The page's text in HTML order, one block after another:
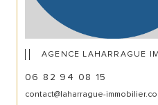
AGENCE LAHARRAGUE
06 82 94 08 15
contact@laharrague-